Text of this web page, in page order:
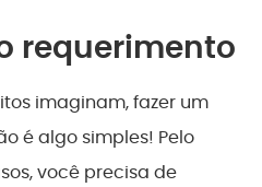
requerimento
imaginam, fazer um
é algo simples! Pelo
você precisa de